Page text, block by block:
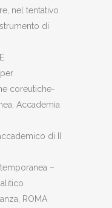
nel tentativo
di
coreutiche-
Accademia
di II
–
ROMA